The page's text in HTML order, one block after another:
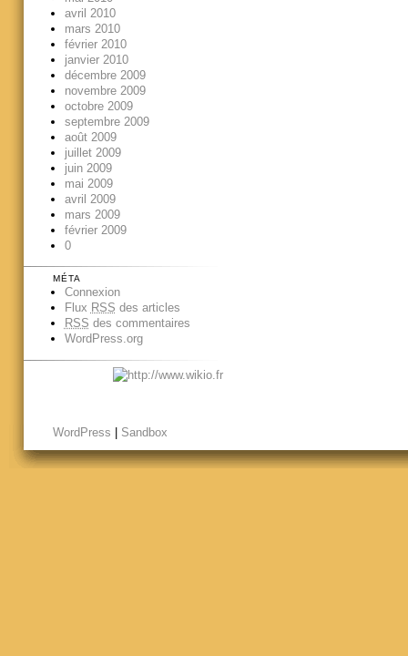
avril 2010
mars 2010
février 2010
janvier 2010
décembre 2009
novembre 2009
octobre 2009
septembre 2009
août 2009
juillet 2009
juin 2009
mai 2009
avril 2009
mars 2009
février 2009
0
MÉTA
Connexion
Flux RSS des articles
RSS des commentaires
WordPress.org
WordPress Sandbox